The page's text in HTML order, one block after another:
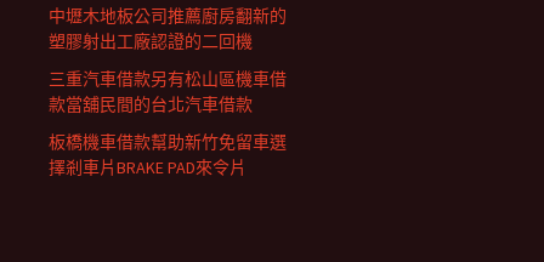
中壢木地板公司推薦廚房翻新的
塑膠射出工廠認證的二回機
三重汽車借款另有松山區機車借
款當舖民間的台北汽車借款
板橋機車借款幫助新竹免留車選
擇剎車片BRAKE PAD來令片